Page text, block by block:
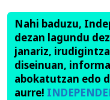
Nahi baduzu,
dezan lagundu
janariz,
diseinuan,
abokatutzan edo
aurre!